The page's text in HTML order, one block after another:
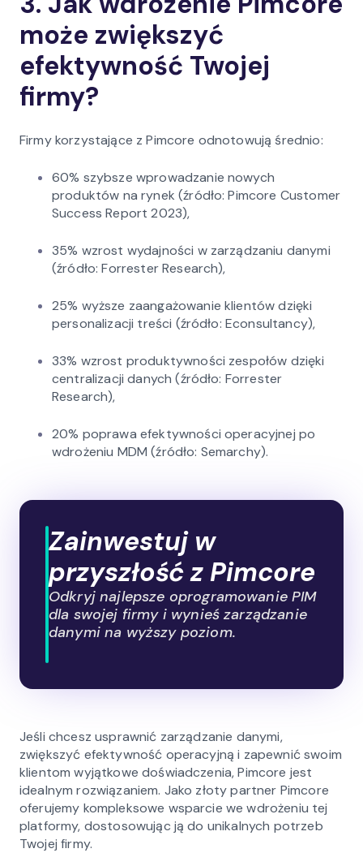
może zwiększyć
efektywność Twojej
firmy?
Firmy korzystające z Pimcore odnotowują średnio:
60% szybsze wprowadzanie nowych
produktów na rynek (źródło: Pimcore Customer
Success Report 2023),
35% wzrost wydajności w zarządzaniu danymi
(źródło: Forrester Research),
25% wyższe zaangażowanie klientów dzięki
personalizacji treści (źródło: Econsultancy),
33% wzrost produktywności zespołów dzięki
centralizacji danych (źródło: Forrester
Research),
20% poprawa efektywności operacyjnej po
wdrożeniu MDM (źródło: Semarchy).
Zainwestuj w
przyszłość z Pimcore
Odkryj najlepsze oprogramowanie PIM
dla swojej firmy i wynieś zarządzanie
danymi na wyższy poziom.
Jeśli chcesz usprawnić zarządzanie danymi,
zwiększyć efektywność operacyjną i zapewnić swoim
klientom wyjątkowe doświadczenia, Pimcore jest
idealnym rozwiązaniem. Jako złoty partner Pimcore
oferujemy kompleksowe wsparcie we wdrożeniu tej
platformy, dostosowując ją do unikalnych potrzeb
Twojej firmy.